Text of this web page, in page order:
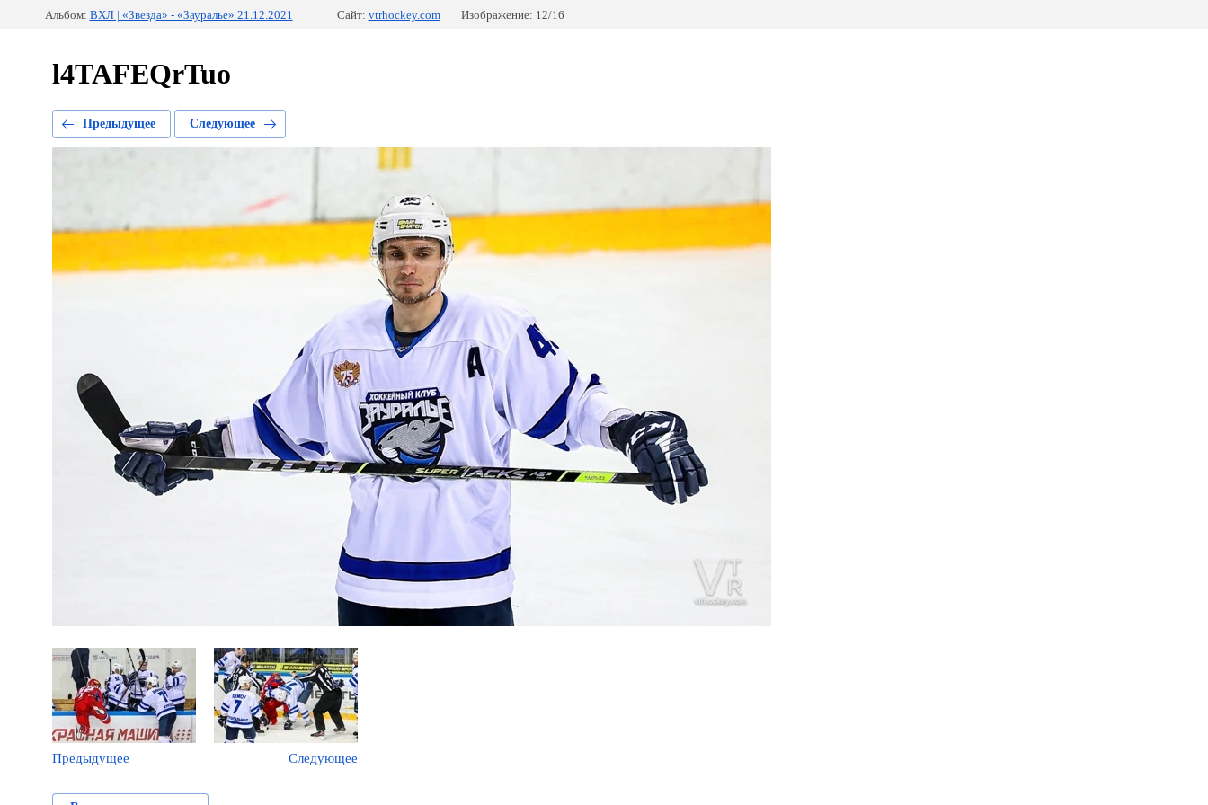
Альбом: ВХЛ | «Звезда» - «Зауралье» 21.12.2021 Сайт: vtrhockey.com Изображение: 12/16
l4TAFEQrTuo
Предыдущее Следующее
Предыдущее Следующее